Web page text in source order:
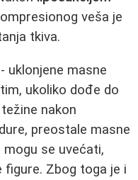
veša je
tkiva.
uklonjene masne
ukoliko dođe do
nakon
preostale masne
se uvećati,
figure. Zbog toga je i